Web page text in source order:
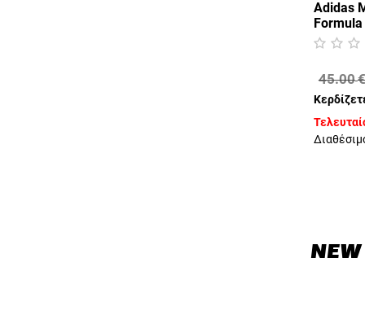
Adidas
45.00€
NEW